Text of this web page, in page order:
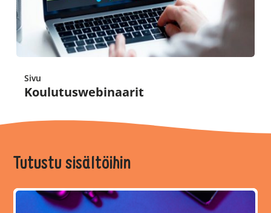
Sivu
Koulutuswebinaarit
Tutustu sisältöihin